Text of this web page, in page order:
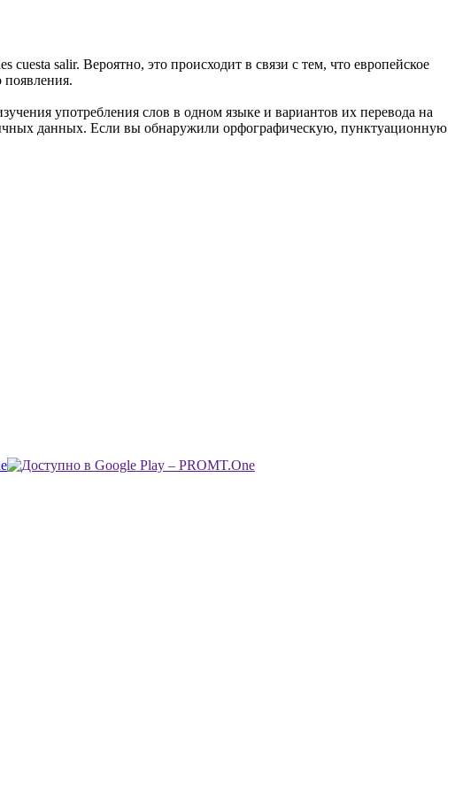
cuesta salir. Вероятно, это происходит в связи с тем, что европейское
появления.
употребления слов в одном языке и вариантов их перевода на
данных. Если вы обнаружили орфографическую, пунктуационную